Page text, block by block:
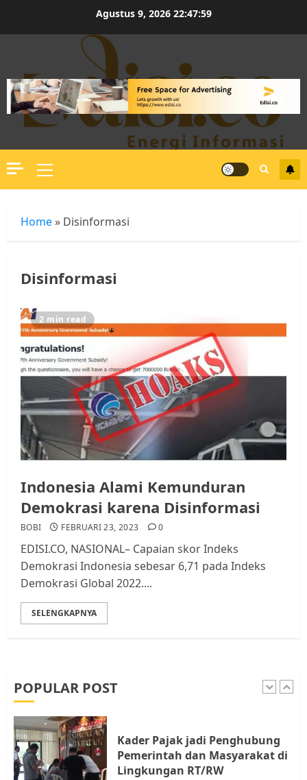
Agustus 9, 2026 22:48:00
Primary
Menu
Home » Disinformasi
Disinformasi
2 min read
Indonesia Alami Kemunduran
Demokrasi karena Disinformasi
BOBI FEBRUARI 23, 2023 0
EDISI.CO, NASIONAL– Capaian skor Indeks
Demokrasi Indonesia sebesar 6,71 pada Indeks
Demokrasi Global 2022....
SELENGKAPNYA
POPULAR POST
3
Rempang Protes Lahan Mereka
Diambil untuk Sekolah Rakyat
JULI 21, 2026 0
Warga Rempang Ajukan
Audiensi dengan Wali Kota
Batam, Soroti Aktivitas yang
Resahkan Warga
5
Tim Advokasi Desak BP Batam
Berhenti Merampas Tanah
Warga Rempang
JULI 15, 2026
1
Kader Pajak jadi Penghubung
Pemerintah dan Masyarakat di
Lingkungan RT/RW